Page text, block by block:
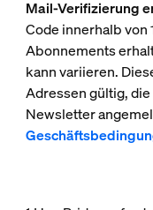
Mail-Verifizierung
Code innerhalb von
Abonnements
kann variieren.
Adressen gültig,
Newsletter